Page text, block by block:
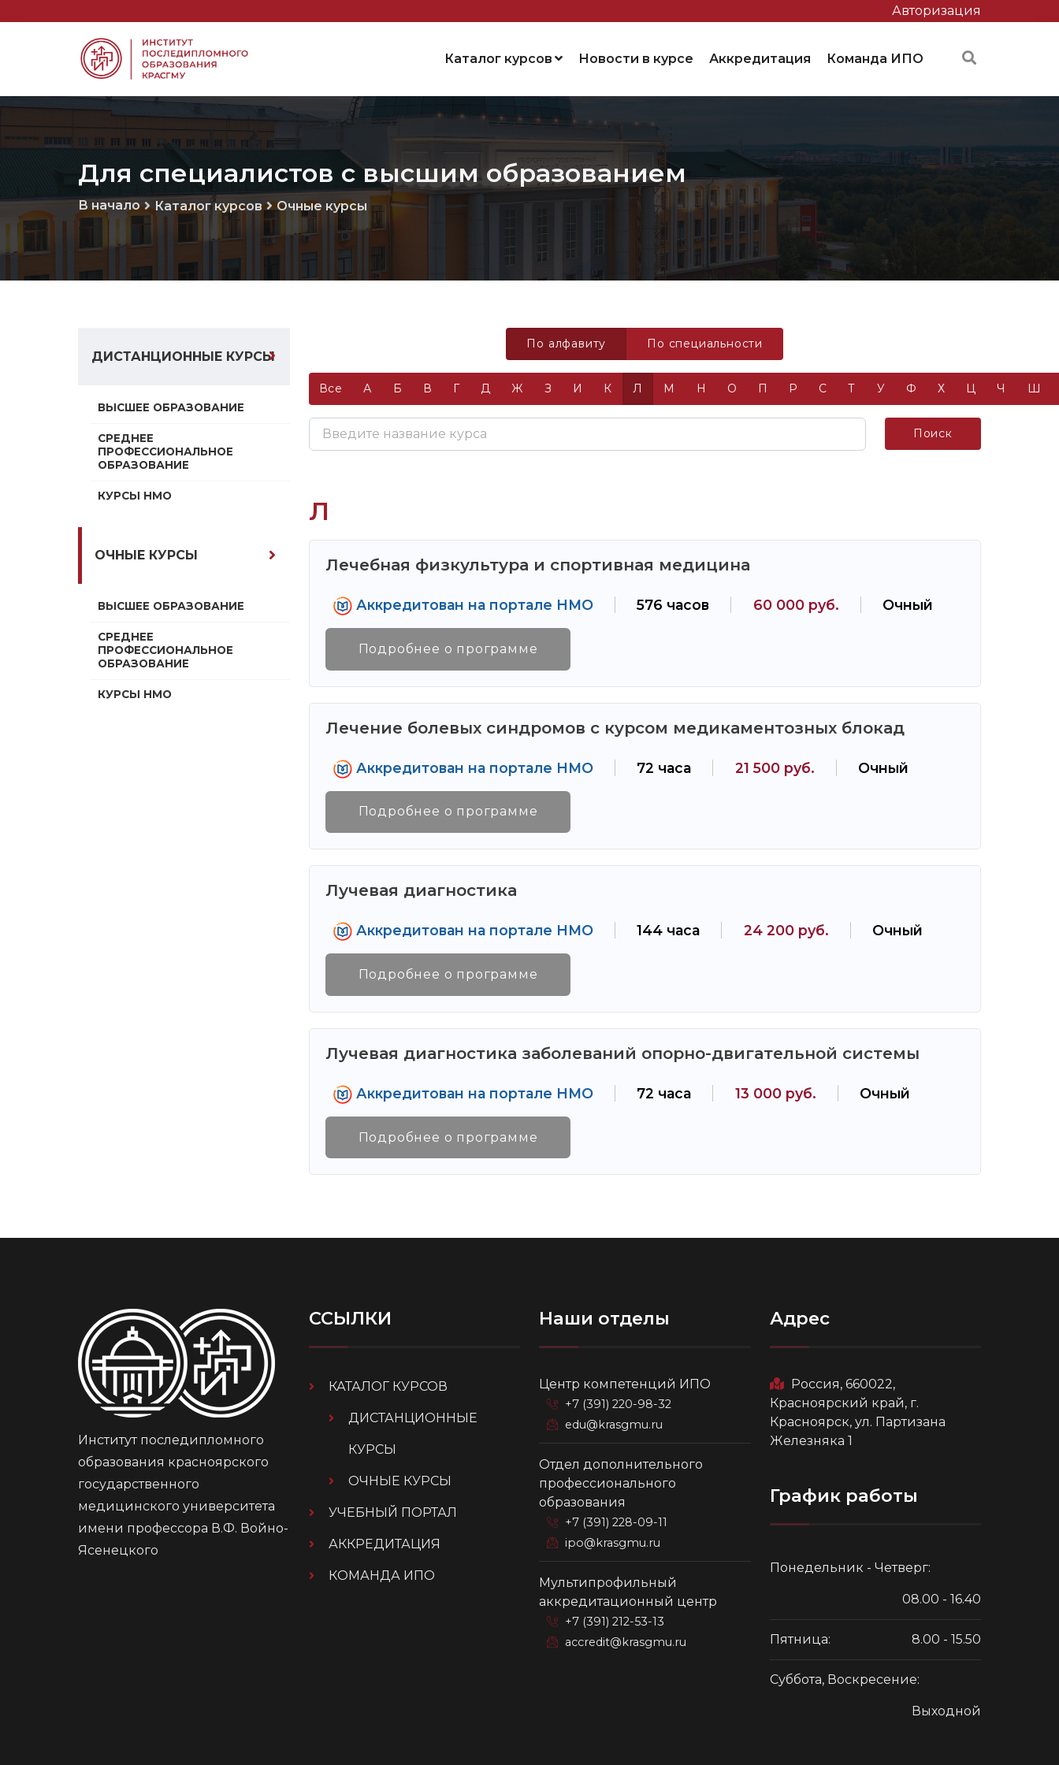
Авторизация
Каталог курсов Новости в курсе Аккредитация Команда ИПО
Для специалистов с высшим образованием
В начало Каталог курсов Очные курсы
ДИСТАНЦИОННЫЕ КУРСЫ
ВЫСШЕЕ ОБРАЗОВАНИЕ
СРЕДНЕЕ
ПРОФЕССИОНАЛЬНОЕ
ОБРАЗОВАНИЕ
КУРСЫ НМО
ОЧНЫЕ КУРСЫ
ВЫСШЕЕ ОБРАЗОВАНИЕ
СРЕДНЕЕ
ПРОФЕССИОНАЛЬНОЕ
ОБРАЗОВАНИЕ
КУРСЫ НМО
По алфавиту По специальности
Все А Б В Г Д Ж З И К Л М Н О П Р С Т У Ф Х Ц Ч Ш
Поиск
Л
Лечебная физкультура и спортивная медицина
Аккредитован на портале НМО 576 часов 60 000 руб. Очный
Подробнее о программе
Лечение болевых синдромов с курсом медикаментозных блокад
Аккредитован на портале НМО 72 часа 21 500 руб. Очный
Подробнее о программе
Лучевая диагностика
Аккредитован на портале НМО 144 часа 24 200 руб. Очный
Подробнее о программе
Лучевая диагностика заболеваний опорно-двигательной системы
Аккредитован на портале НМО 72 часа 13 000 руб. Очный
Подробнее о программе
Институт последипломного
образования красноярского
государственного
медицинского университета
имени профессора В.Ф. Войно-
Ясенецкого
ССЫЛКИ
КАТАЛОГ КУРСОВ
ДИСТАНЦИОННЫЕ
КУРСЫ
ОЧНЫЕ КУРСЫ
УЧЕБНЫЙ ПОРТАЛ
АККРЕДИТАЦИЯ
КОМАНДА ИПО
Наши отделы
Центр компетенций ИПО
+7 (391) 220-98-32
edu@krasgmu.ru
Отдел дополнительного
профессионального
образования
+7 (391) 228-09-11
ipo@krasgmu.ru
Мультипрофильный
аккредитационный центр
+7 (391) 212-53-13
accredit@krasgmu.ru
Адрес
Россия, 660022,
Красноярский край, г.
Красноярск, ул. Партизана
Железняка 1
График работы
Понедельник - Четверг:
08.00 - 16.40
Пятница: 8.00 - 15.50
Суббота, Воскресение:
Выходной